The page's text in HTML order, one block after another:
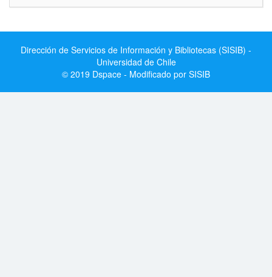
Dirección de Servicios de Información y Bibliotecas (SISIB) -
Universidad de Chile
© 2019 Dspace - Modificado por SISIB